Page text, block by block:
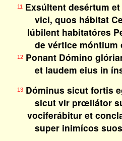
11Exsúltent desértum
vici, quos hábitat
Iúbilent habitatóres
de vértice móntium
12Ponant Dómino
et laudem eius in
13Dóminus sicut fortis
sicut vir prœliátor
vociferábitur et
super inimícos